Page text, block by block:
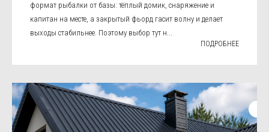
формат рыбалки от базы: тёплый домик, снаряжение и
капитан на месте, а закрытый фьорд гасит волну и делает
выходы стабильнее. Поэтому выбор тут н...
ПОДРОБНЕЕ